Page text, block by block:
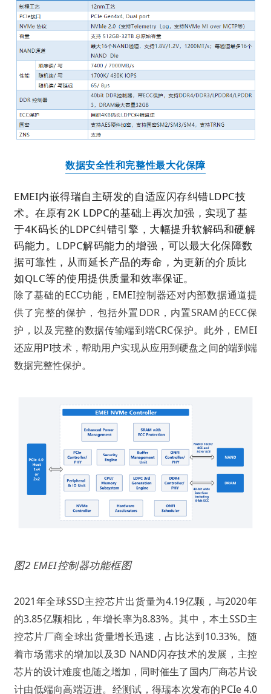
数据安全性和完整性最大化保障
EMEI内嵌得瑞自主研发的自适应闪存纠错LDPC技
术。在原有2K LDPC的基础上再次加强，实现了基
于4K码长的LDPC纠错引擎，大幅提升软解码和硬解
码能力。LDPC解码能力的增强，可以最大化保障数
据可靠性，从而延长产品的寿命，为更新的介质比
如QLC等的使用提供质量和效率保证。
除了基础的ECC功能，EMEI控制器还对内部数据通道提
供了完整的保护，包括外置DDR，内置SRAM的ECC保
护，以及完整的数据传输端到端CRC保护。此外，EMEI
还应用PI技术，帮助用户实现从应用到硬盘之间的端到端
数据完整性保护。
图2 EMEI控制器功能框图
2021年全球SSD主控芯片出货量为4.19亿颗，与2020年
的3.85亿颗相比，年增长率为8.83%。其中，本土SSD主
控芯片厂商全球出货量增长迅速，占比达到10.33%。随
着市场需求的增加以及3D NAND闪存技术的发展，主控
芯片的设计难度也随之增加，同时催生了国内厂商芯片设
计由低端向高端迈进。经测试，得瑞本次发布的PCIe 4.0